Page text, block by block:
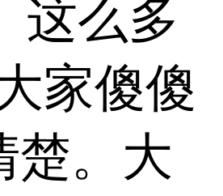
这么多
家傻傻
楚。大